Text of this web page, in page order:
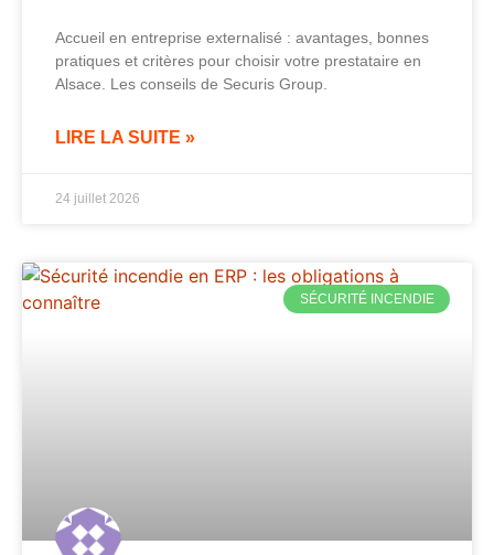
Accueil en entreprise externalisé : avantages, bonnes
pratiques et critères pour choisir votre prestataire en
Alsace. Les conseils de Securis Group.
LIRE LA SUITE »
24 juillet 2026
SÉCURITÉ INCENDIE